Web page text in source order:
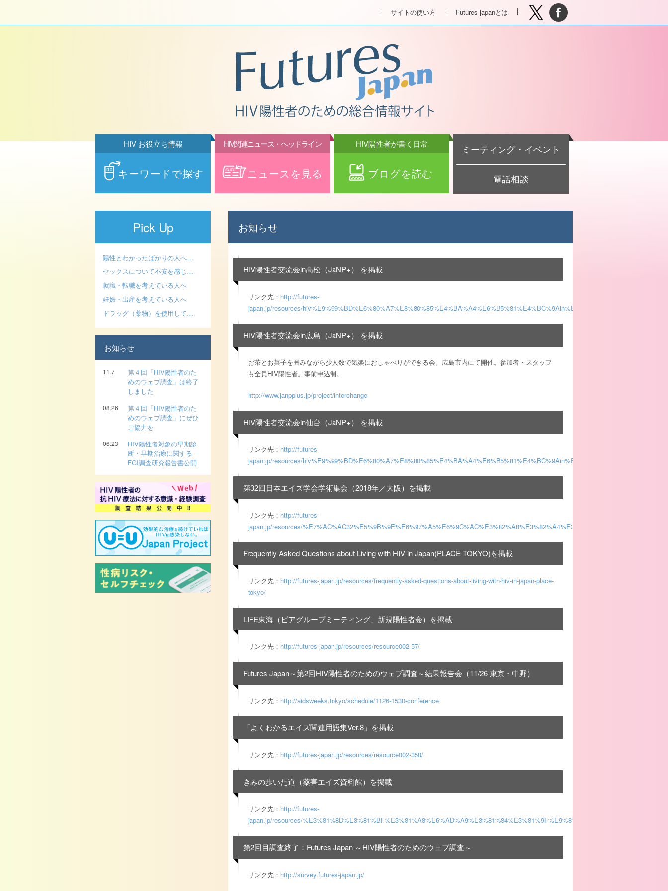
サイトの使い方 Futures japanとは
キーワードで探す
HIV お役立ち情報
ニュースを見る
HIV関連ニュース・ヘッドライン
ブログを読む
HIV陽性者が書く日常 ミーティング・イベント
電話相談
お知らせ
HIV陽性者交流会in高松（JaNP+） を掲載
リンク先： http://futures-
japan.jp/resources/
HIV陽性者交流会in広島（JaNP+） を掲載
お茶とお菓子を囲みながら少人数で気楽におしゃべりができる会。広島市内にて開催。参加者・スタッフ
も全員HIV陽性者。事前申込制。
http://www.janpplus.jp/project/interchange
HIV陽性者交流会in仙台（JaNP+） を掲載
リンク先： http://futures-
japan.jp/resources/
第32回日本エイズ学会学術集会（2018年／大阪）を掲載
リンク先： http://futures-
japan.jp/resources/
Frequently Asked Questions about Living with HIV in Japan(PLACE TOKYO)を掲載
リンク先： http://futures-japan.jp/resources/frequently-asked-questions-about-living-with-hiv-in-japan-place-
tokyo/
LIFE東海（ピアグループミーティング、新規陽性者会）を掲載
リンク先： http://futures-japan.jp/resources/resource002-57/
Futures Japan～第2回HIV陽性者のためのウェブ調査～結果報告会（11/26 東京・中野）
リンク先： http://aidsweeks.tokyo/schedule/1126-1530-conference
「よくわかるエイズ関連用語集Ver.8」を掲載
リンク先： http://futures-japan.jp/resources/resource002-350/
きみの歩いた道（薬害エイズ資料館）を掲載
リンク先： http://futures-
japan.jp/resources/%E3%81%8D%E3%81%BF%E3%81%A8%E6%AD%A9%E3%81%84%E3%81%9F%E9%81%93/
第2回目調査終了：Futures Japan ～HIV陽性者のためのウェブ調査～
リンク先： http://survey.futures-japan.jp/
Pick Up
陽性とわかったばかりの人へ…
セックスについて不安を感じ…
就職・転職を考えている人へ
妊娠・出産を考えている人へ
ドラッグ（薬物）を使用して…
お知らせ
11.7
第４回「HIV陽性者のた
めのウェブ調査」は終了
しました
08.26
第４回「HIV陽性者のた
めのウェブ調査」にぜひ
ご協力を
06.23
HIV陽性者対象の早期診
断・早期治療に関する
FGI調査研究報告書公開